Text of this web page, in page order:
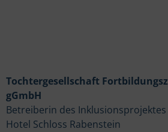
Tochtergesellschaft
gGmbH
Betreiberin des Inklusionsprojektes
Hotel Schloss Rabenstein